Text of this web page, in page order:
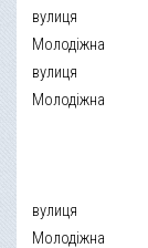
вулиця
Молодіжна
вулиця
Молодіжна
вулиця
Молодіжна